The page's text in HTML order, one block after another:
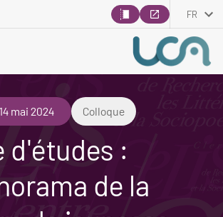
FR
mai 2024 Colloque
d'études :
de la